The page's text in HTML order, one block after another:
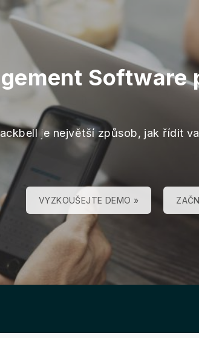
je největší způsob, jak řídit
VYZKOUŠEJTE DEMO »